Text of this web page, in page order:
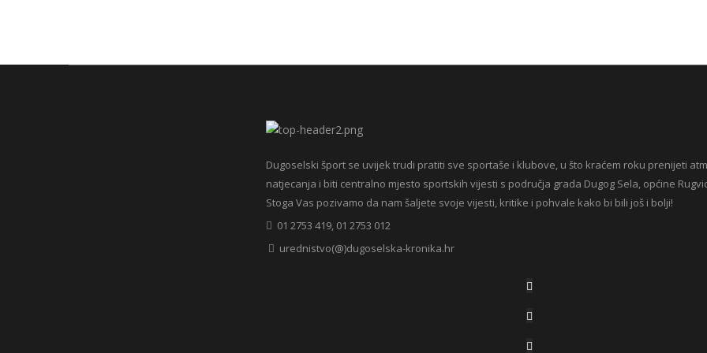
Dugoselski šport se uvijek trudi pratiti sve sportaše i klubove, u što kraćem roku prenijeti
natjecanja i biti centralno mjesto sportskih vijesti s područja grada Dugog Sela, općine
Stoga Vas pozivamo da nam šaljete svoje vijesti, kritike i pohvale kako bi bili još i bolji!
01 2753 419, 01 2753 012
urednistvo(@)dugoselska-kronika.hr